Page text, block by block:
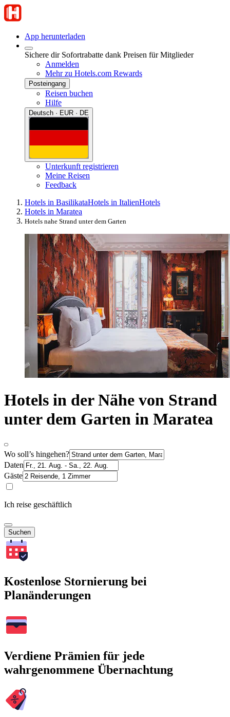
App herunterladen
Sichere dir Sofortrabatte dank Preisen für Mitglieder
Anmelden
Mehr zu Hotels.com Rewards
Posteingang
Reisen buchen
Hilfe
Deutsch · EUR · DE
Unterkunft registrieren
Meine Reisen
Feedback
Hotels in BasilikataHotels in ItalienHotels
Hotels in Maratea
Hotels nahe Strand unter dem Garten
Hotels in der Nähe von Strand
unter dem Garten in Maratea
Wo soll’s hingehen?
Daten
Gäste
Ich reise geschäftlich
Suchen
Kostenlose Stornierung bei
Planänderungen
Verdiene Prämien für jede
wahrgenommene Übernachtung